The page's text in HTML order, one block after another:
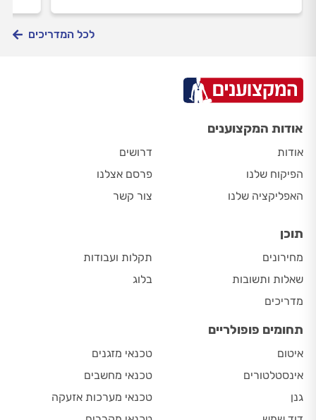
לכל המדריכים
אודות המקצוענים
אודות
הפיקוח שלנו
האפליקציה שלנו
דרושים
פרסם אצלנו
צור קשר
תוכן
מחירונים
שאלות ותשובות
מדריכים
תקלות ועבודות
בלוג
תחומים פופולריים
איטום
אינסטלטורים
גנן
טכנאי מזגנים
טכנאי מחשבים
טכנאי מערכות אזעקה